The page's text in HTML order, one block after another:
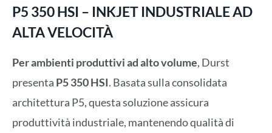
P5 350 HSI – INKJET INDUSTRIALE AD
ALTA VELOCITÀ
Per ambienti produttivi ad alto volume, Durst
presenta P5 350 HSI. Basata sulla consolidata
architettura P5, questa soluzione assicura
produttività industriale, mantenendo qualità di